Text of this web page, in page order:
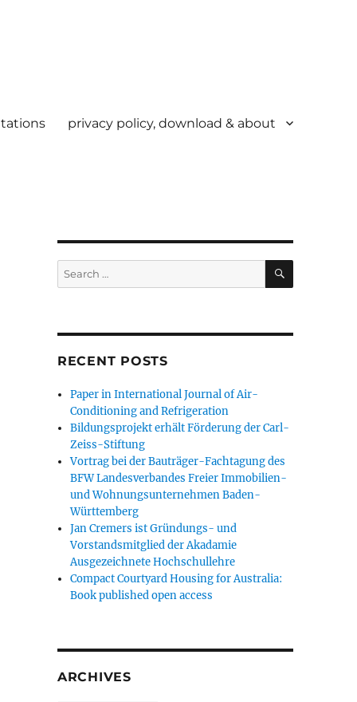
privacy policy, download & about
Search
for:
SEARCH
RECENT POSTS
Paper in International Journal of Air-
Conditioning and Refrigeration
Bildungsprojekt erhält Förderung der Carl-
Zeiss-Stiftung
Vortrag bei der Bauträger-Fachtagung des
BFW Landesverbandes Freier Immobilien-
und Wohnungsunternehmen Baden-
Württemberg
Jan Cremers ist Gründungs- und
Vorstandsmitglied der Akadamie
Ausgezeichnete Hochschullehre
Compact Courtyard Housing for Australia:
Book published open access
ARCHIVES